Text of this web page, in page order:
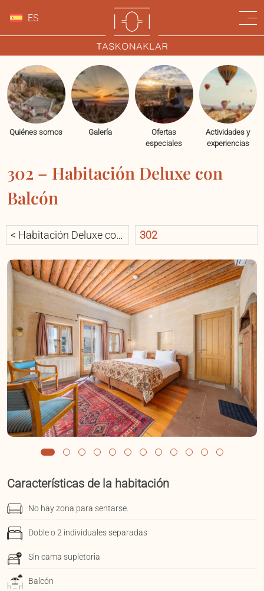
ES
Quiénes somos Galería
Ofertas
especiales
Actividades y
experiencias
302 – Habitación Deluxe con
Balcón
< Habitación Deluxe con
302
Características de la habitación
No hay zona para sentarse.
Doble o 2 individuales separadas
Sin cama supletoria
Balcón